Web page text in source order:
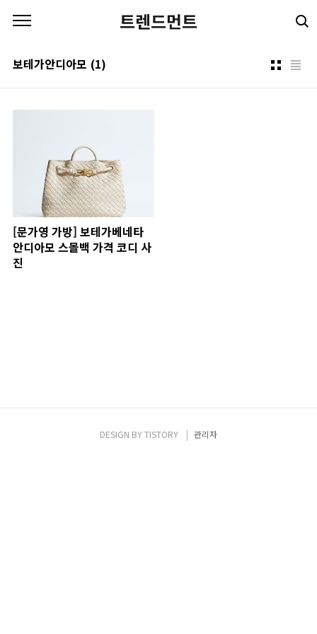
트렌드먼트
보테가안디아모 (1)
[문가영 가방] 보테가베네타
안디아모 스몰백 가격 코디 사
진
DESIGN BYTISTORY 관리자